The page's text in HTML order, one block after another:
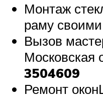
Монтаж
раму
Вызов
Московская
3504609
Ремонт